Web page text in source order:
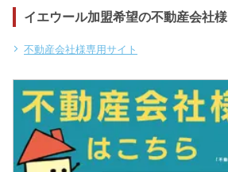
イエウール加盟希望の不動産会社様
不動産会社様専用サイト